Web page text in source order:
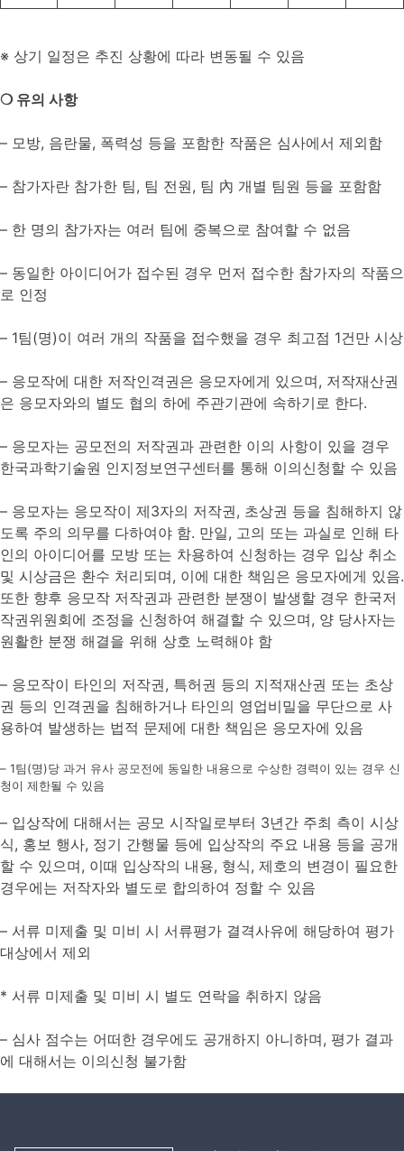
※ 상기 일정은 추진 상황에 따라 변동될 수 있음
❍ 유의 사항
– 모방, 음란물, 폭력성 등을 포함한 작품은 심사에서 제외함
– 참가자란 참가한 팀, 팀 전원, 팀 內 개별 팀원 등을 포함함
– 한 명의 참가자는 여러 팀에 중복으로 참여할 수 없음
– 동일한 아이디어가 접수된 경우 먼저 접수한 참가자의 작품으
로 인정
– 1팀(명)이 여러 개의 작품을 접수했을 경우 최고점 1건만 시상
– 응모작에 대한 저작인격권은 응모자에게 있으며, 저작재산권
은 응모자와의 별도 협의 하에 주관기관에 속하기로 한다.
– 응모자는 공모전의 저작권과 관련한 이의 사항이 있을 경우
한국과학기술원 인지정보연구센터를 통해 이의신청할 수 있음
– 응모자는 응모작이 제3자의 저작권, 초상권 등을 침해하지 않
도록 주의 의무를 다하여야 함. 만일, 고의 또는 과실로 인해 타
인의 아이디어를 모방 또는 차용하여 신청하는 경우 입상 취소
및 시상금은 환수 처리되며, 이에 대한 책임은 응모자에게 있음.
또한 향후 응모작 저작권과 관련한 분쟁이 발생할 경우 한국저
작권위원회에 조정을 신청하여 해결할 수 있으며, 양 당사자는
원활한 분쟁 해결을 위해 상호 노력해야 함
– 응모작이 타인의 저작권, 특허권 등의 지적재산권 또는 초상
권 등의 인격권을 침해하거나 타인의 영업비밀을 무단으로 사
용하여 발생하는 법적 문제에 대한 책임은 응모자에 있음
– 1팀(명)당 과거 유사 공모전에 동일한 내용으로 수상한 경력이 있는 경우 신
청이 제한될 수 있음
– 입상작에 대해서는 공모 시작일로부터 3년간 주최 측이 시상
식, 홍보 행사, 정기 간행물 등에 입상작의 주요 내용 등을 공개
할 수 있으며, 이때 입상작의 내용, 형식, 제호의 변경이 필요한
경우에는 저작자와 별도로 합의하여 정할 수 있음
– 서류 미제출 및 미비 시 서류평가 결격사유에 해당하여 평가
대상에서 제외
* 서류 미제출 및 미비 시 별도 연락을 취하지 않음
– 심사 점수는 어떠한 경우에도 공개하지 아니하며, 평가 결과
에 대해서는 이의신청 불가함